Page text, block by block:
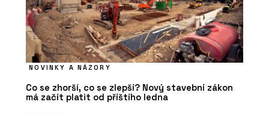
NOVINKY A NÁZORY
Co se zhorší, co se zlepší? Nový stavební zákon
má začít platit od příštího ledna